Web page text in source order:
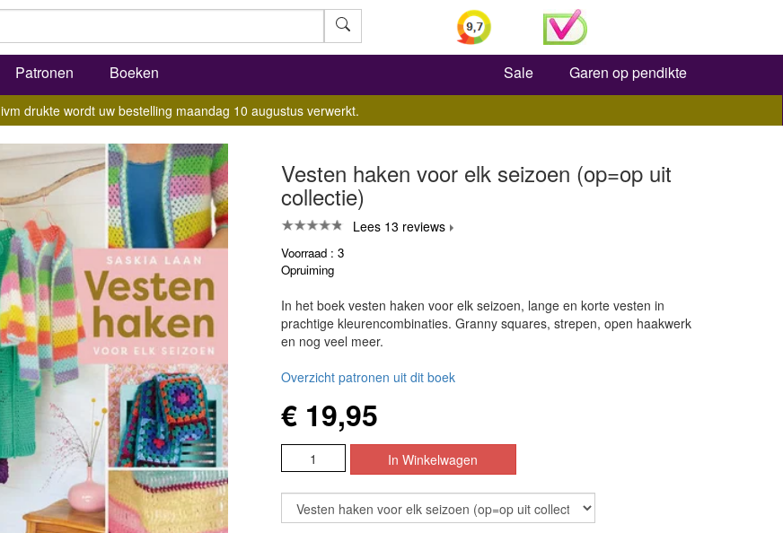
Zoeken
Patronen Boeken Sale Garen op pendikte
ivm drukte wordt uw bestelling maandag 10 augustus verwerkt.
Vesten haken voor elk seizoen (op=op uit
collectie)
Lees 13 reviews
Voorraad : 3
Opruiming
In het boek vesten haken voor elk seizoen, lange en korte vesten in
prachtige kleurencombinaties. Granny squares, strepen, open haakwerk
en nog veel meer.
Overzicht patronen uit dit boek
€ 19,95